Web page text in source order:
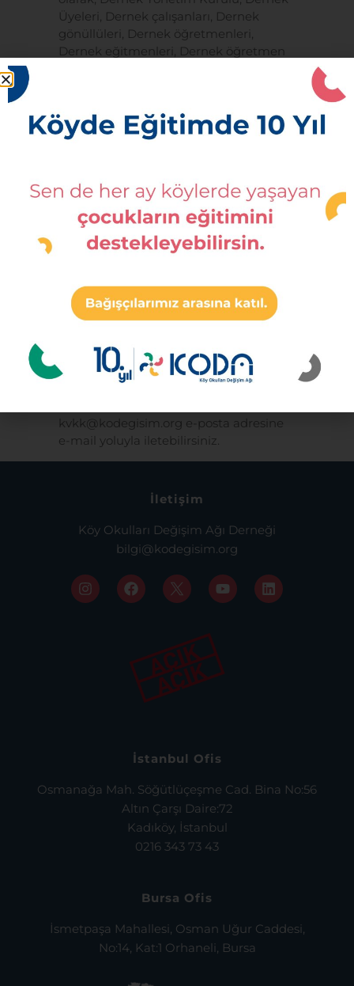
Üyeleri, Dernek çalışanları, Dernek
gönüllüleri, Dernek öğretmenleri,
Dernek eğitmenleri, Dernek öğretmen
KVKK’nın 8. Maddesinde belirtilen kişisel
veri işleme şartları ve yukarıda belirtilen
f) Kişisel Veri Sahibi Olarak KVKK
Kapsamındaki Haklarınızla İlgili
Bilgilendirme
KVKK’nın ilgili kişinin haklarını
taleplerinizi, Veri Sorumlusuna Başvuru
Usul ve Esasları Hakkında Tebliğ’e göre
Derneğimizin Murat Reis Mahallesi Gazi
Üsküdar/İstanbul adresine yazılı olarak
iletebilirsiniz veya Mentor Öğretmenler
Genel Bilgi Formu’nda belirttiğiniz
kvkk@kodegisim.org e-posta adresine
e-mail yoluyla iletebilirsiniz.
İletişim
Köy Okulları Değişim Ağı Derneği
bilgi@kodegisim.org
İstanbul Ofis
Osmanağa Mah. Söğütlüçeşme Cad. Bina No:56
Altın Çarşı Daire:72
Kadıköy, İstanbul
0216 343 73 43
Bursa Ofis
İsmetpaşa Mahallesi, Osman Uğur Caddesi,
No:14, Kat:1 Orhaneli, Bursa